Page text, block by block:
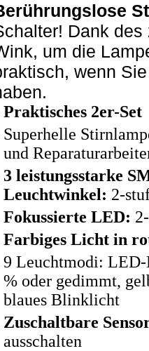
Dank
um die
wenn
Praktisches 2er-Set
Superhelle
und
3 leistungsstarke
Leuchtwinkel: 2-
Fokussierte LED:
Farbiges Licht in
9 Leuchtmodi: LED-
% oder gedimmt,
blaues Blinklicht
Zuschaltbare
ausschalten